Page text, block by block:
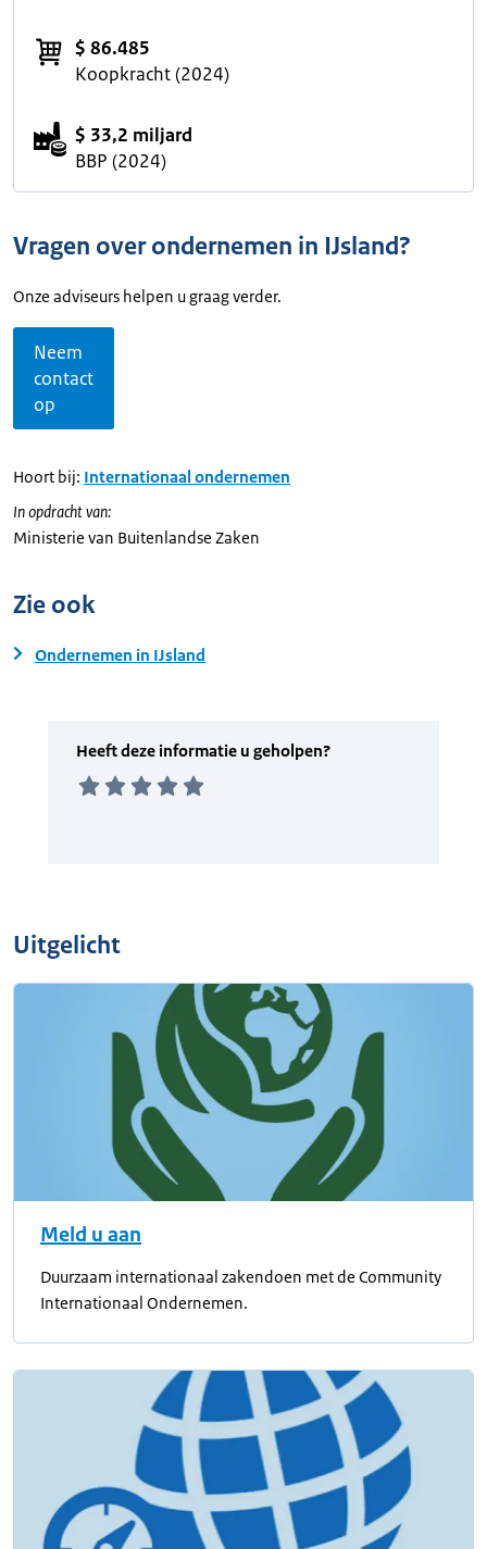
$ 86.485
Koopkracht (2024)
$ 33,2 miljard
BBP (2024)
Vragen over ondernemen in IJsland?
Onze adviseurs helpen u graag verder.
Neem
contact
op
Hoort bij: Internationaal ondernemen
In opdracht van:
Ministerie van Buitenlandse Zaken
Zie ook
Ondernemen in IJsland
Uitgelicht
Meld u aan
Duurzaam internationaal zakendoen met de Community
Internationaal Ondernemen.